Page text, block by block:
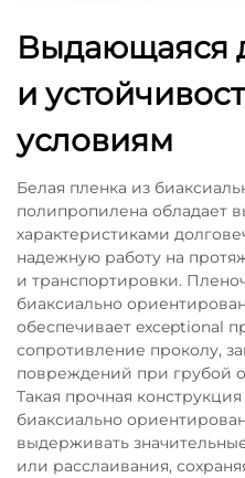
Выдающаяся
и
условиям
Белая пленка из
полипропилена обладает
характеристиками
надежную работу на
и транспортировки.
биаксиально
обеспечивает exceptional
сопротивление проколу,
повреждений при грубой
Такая прочная
биаксиально
выдерживать
или расслаивания,